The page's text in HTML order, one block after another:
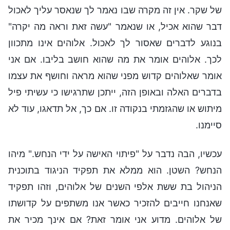
של שקר. אין זה מקרה שבו נאמר לך שנאסר עליך לאכול
דבר שהוא אכיל, או שנאמר "עשה זאת וראה מה יקרה"
בנוגע לדברים שאסור לך לאכול. אלוהים אינו מתכוון
לכך. אלוהים אומר את מה שהוא חושב בליבו. אם אני
אומר שאלוהים קדוש מפני שהוא מראה וחושף את עצמו
בדברים האלה ובאופן הזה, ייתכן שתרגישו כי עשיתי פיל
מיתוש או שהגזמתי בנקודה זו. אם כך, אל תדאגו, עוד לא
סיימנו.
עכשיו, הבה נדבר על "פיתוי האישה על ידי הנחש." מיהו
הנחש? השטן. הוא ממלא את תפקיד הניגוד בתוכנית
הניהול בת ששת אלפי השנים של אלוהים, וזהו תפקיד
שאנחנו חייבים להזכיר כאשר אנו משתפים על קדושתו
של אלוהים. מדוע אני אומר זאת? אם אינך מכיר את